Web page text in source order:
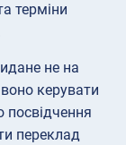
терміни
не на
керувати
переклад